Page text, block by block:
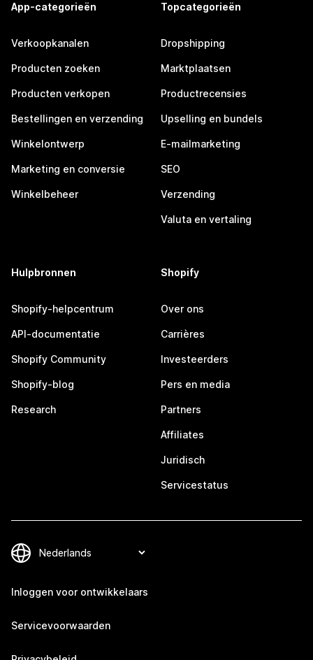
App-categorieën
Verkoopkanalen
Producten zoeken
Producten verkopen
Bestellingen en verzending
Winkelontwerp
Marketing en conversie
Winkelbeheer
Topcategorieën
Dropshipping
Marktplaatsen
Productrecensies
Upselling en bundels
E-mailmarketing
SEO
Verzending
Valuta en vertaling
Hulpbronnen
Shopify-helpcentrum
API-documentatie
Shopify Community
Shopify-blog
Research
Shopify
Over ons
Carrières
Investeerders
Pers en media
Partners
Affiliates
Juridisch
Servicestatus
Inloggen voor ontwikkelaars
Servicevoorwaarden